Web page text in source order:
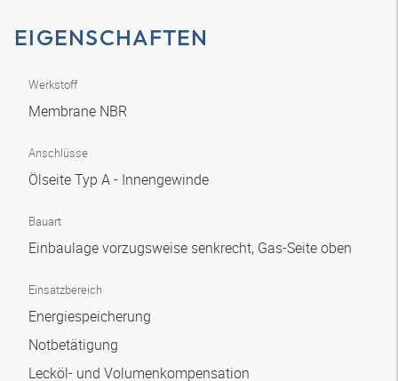
EIGENSCHAFTEN
Werkstoff
Membrane NBR
Anschlüsse
Ölseite Typ A - Innengewinde
Bauart
Einbaulage vorzugsweise senkrecht, Gas-Seite oben
Einsatzbereich
Energiespeicherung
Notbetätigung
Lecköl- und Volumenkompensation